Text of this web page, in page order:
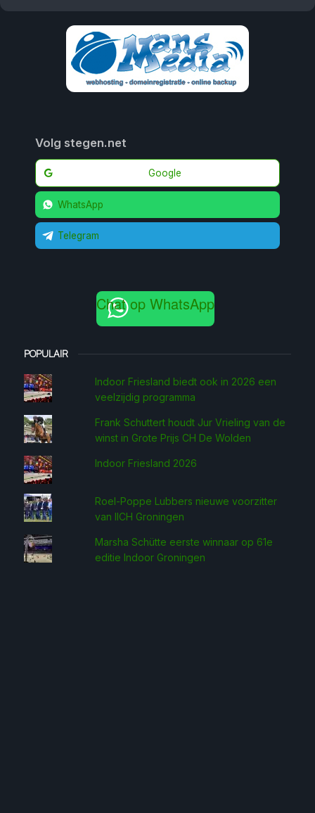
Volg stegen.net
Google
WhatsApp
Telegram
Chat op WhatsApp
POPULAIR
Indoor Friesland biedt ook in 2026 een
veelzijdig programma
Frank Schuttert houdt Jur Vrieling van de
winst in Grote Prijs CH De Wolden
Indoor Friesland 2026
Roel-Poppe Lubbers nieuwe voorzitter
van IICH Groningen
Marsha Schütte eerste win­naar op 61e
editie Indoor Groningen